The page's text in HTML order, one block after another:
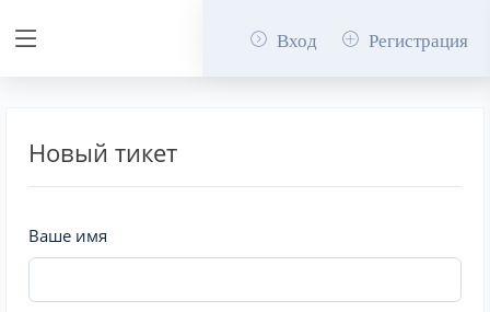
Вход Регистрация
Новый тикет
Ваше имя